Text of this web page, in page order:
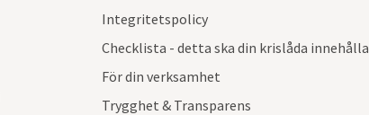
Integritetspolicy
Checklista - detta ska din krislåda innehålla
För din verksamhet
Trygghet & Transparens